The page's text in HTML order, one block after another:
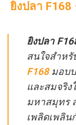
ยิงปลา
ยิงปลา
สนใจสำห
F168มอบป
และสมจริง
มหาสมุทร
เพลิดเพลิน